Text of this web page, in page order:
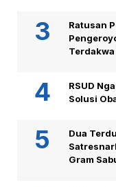
Ratusan
RSUD
Solusi
Dua
Gram